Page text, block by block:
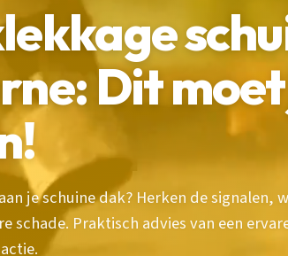
Dit
je schuine dak? Herken de signalen,
schade. Praktisch advies van een